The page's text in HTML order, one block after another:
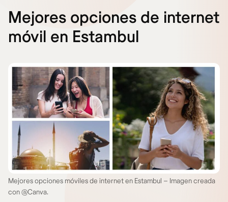
Mejores opciones de internet
móvil en Estambul
Mejores opciones móviles de internet en Estambul – Imagen creada
con @Canva.